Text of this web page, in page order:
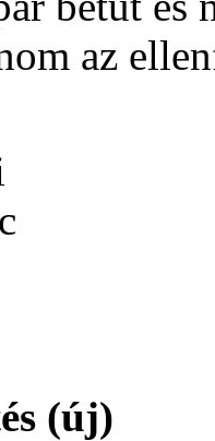
az
(új)